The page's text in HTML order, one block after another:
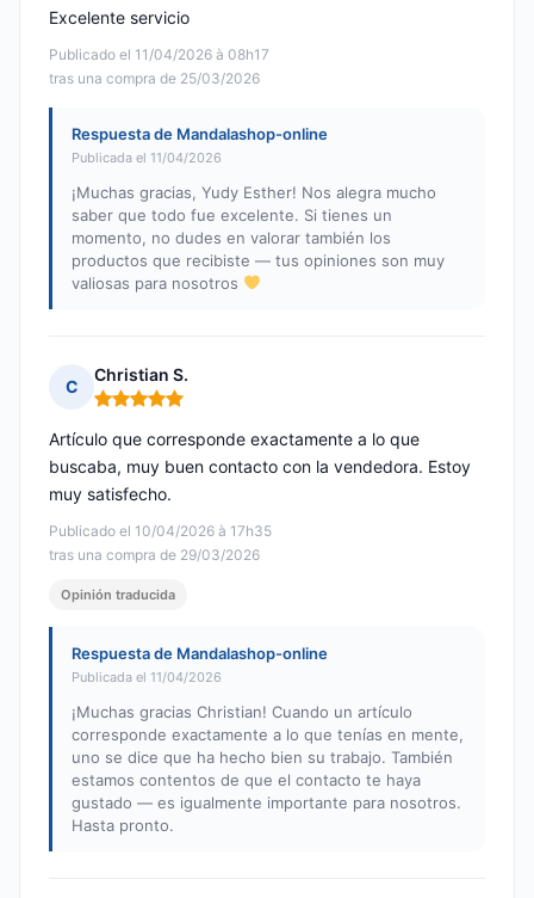
Publicado el 11/04/2026 à 08h17
tras una compra de 25/03/2026
Excelente servicio
Respuesta de Mandalashop-online
Publicada el 11/04/2026
¡Muchas gracias, Yudy Esther! Nos alegra mucho
saber que todo fue excelente. Si tienes un
momento, no dudes en valorar también los
productos que recibiste — tus opiniones son muy
valiosas para nosotros
C
Christian S.
Nota: 5 de 5
Publicado el 10/04/2026 à 17h35
tras una compra de 29/03/2026
Artículo que corresponde exactamente a lo que
buscaba, muy buen contacto con la vendedora. Estoy
muy satisfecho.
Opinión traducida
Respuesta de Mandalashop-online
Publicada el 11/04/2026
¡Muchas gracias Christian! Cuando un artículo
corresponde exactamente a lo que tenías en mente,
uno se dice que ha hecho bien su trabajo. También
estamos contentos de que el contacto te haya
gustado — es igualmente importante para nosotros.
Hasta pronto.